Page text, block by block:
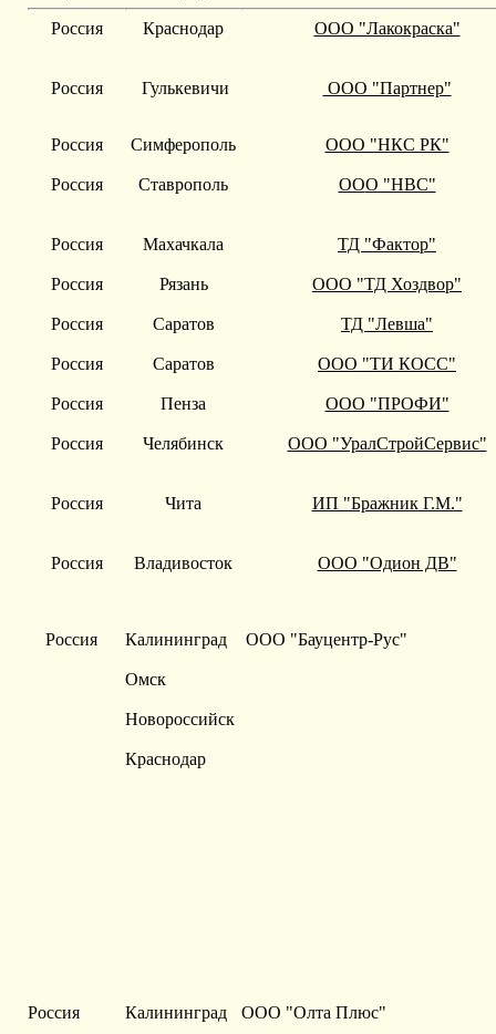
Россия Краснодар ООО "Лакокраска"
Россия Гулькевичи ООО "Партнер"
Россия Симферополь ООО "НКС РК"
Россия Ставрополь ООО "НВС"
Россия Махачкала ТД "Фактор"
Россия Рязань ООО "ТД Хоздвор"
Россия Саратов ТД "Левша"
Россия Саратов ООО "ТИ КОСС"
Россия Пенза ООО "ПРОФИ"
Россия Челябинск ООО "УралСтройСервис"
Россия Чита ИП "Бражник Г.М."
Россия Владивосток ООО "Одион ДВ"
Россия Калининград
Омск
Новороссийск
Краснодар
ООО "Бауцентр-Рус"
Россия Калининград ООО "Олта Плюс"